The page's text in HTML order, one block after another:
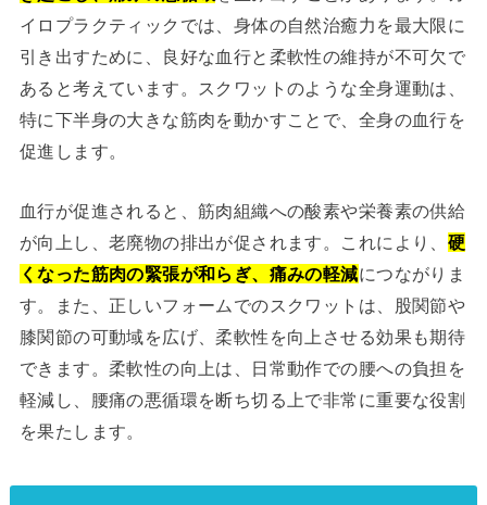
イロプラクティックでは、身体の自然治癒力を最大限に
引き出すために、良好な血行と柔軟性の維持が不可欠で
あると考えています。スクワットのような全身運動は、
特に下半身の大きな筋肉を動かすことで、全身の血行を
促進します。
血行が促進されると、筋肉組織への酸素や栄養素の供給
が向上し、老廃物の排出が促されます。これにより、 硬
くなった筋肉の緊張が和らぎ、痛みの軽減につながりま
す。また、正しいフォームでのスクワットは、股関節や
膝関節の可動域を広げ、柔軟性を向上させる効果も期待
できます。柔軟性の向上は、日常動作での腰への負担を
軽減し、腰痛の悪循環を断ち切る上で非常に重要な役割
を果たします。